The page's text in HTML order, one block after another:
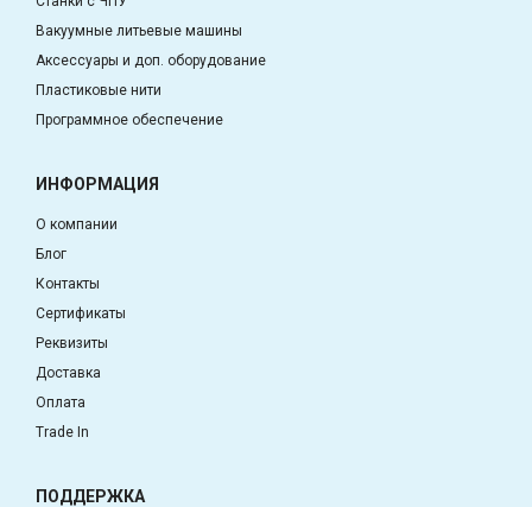
Вакуумные литьевые машины
Аксессуары и доп. оборудование
Пластиковые нити
Программное обеспечение
ИНФОРМАЦИЯ
О компании
Блог
Контакты
Сертификаты
Реквизиты
Доставка
Оплата
Trade In
ПОДДЕРЖКА